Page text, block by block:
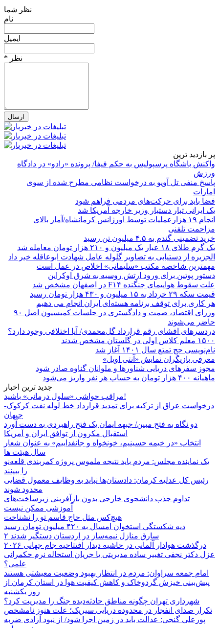
نظر شما
نام
ایمیل
* نظر
پر بازدید ترین
واکنش باشگاه پرسپولیس به حکم فیفا/ پرونده «رادو» در دادگاه
ورزش
پاسخ منفی تل آویو به درخواست نظامی مطرح شده از سوی
امارات
فضا باید برای حرکت‌های مردمی فراهم شود
یک ایرانی تبار دستیار وزیر خارجه آمریکا شد
انجام ۱۹ هزارعملیات توسط اورژانس کرمانشاه/آمار بالای
مزاحمت تلفنی
خرید تضمینی گندم به ۴.۵ میلیون تن رسید
یک گرم طلای ۱۸ عیار یک میلیون و ۲۱۰ هزار تومان معامله شد
الجزیره از دستیابی به تصاویر گلوله عامل شهادت ابوعاقله خبر داد
مهمترین شاخصه مکتب «سلیمانی» اخلاص در عمل است
دستور پوتین برای ورود ارتش روسیه به شرق اوکراین
علت سقوط هواپیمای جنگنده F۱۴ در اصفهان مشخص شد
قیمت سکه ۲۹ خرداد به ۱۵ میلیون و ۴۳۰ هزار تومان رسید
هر کاری برای توقف برنامه هسته‌ای ایران انجام می دهیم
وزرای اقتصاد، صمت و دادگستری در جلسات کمیسیون اصل ۹۰
حاضر می‌شوند
دردسرهای افشای رقم قرارداد گل‌محمدی/ آیا اختلافی وجود دارد؟
۱۵۰۰ معلم کلاس اولی در گلستان مشخص شدند
نام‌نویسی حج تمتع سال ۱۴۰۱ آغاز شد
معرفی بازیگران نمایش «آنتی اویل»
مجوز سفرهای دریایی شناورها و ملوانان گناوه صادر شود
ماهیانه ۴۰۰ هزار تومان به حساب هر نفر واریز می‌شود
جدید ترین اخبار
مراقب حواشی «سلول درمانی» باشید!
درخواست عراق از ترکیه برای تمدید قرارداد خط لوله نفت کرکوک-
جیهان
دو نگاه به فتح مبین/ جبهه ایمان یک فتح راهبردی به دست آورد
استقبال مکرون از توافق ایران و آمریکا
انتخاب «در خیمه حسینیم، خونخواه و جانفداییم» به عنوان شعار
سال هیئت ها
یک نماینده مجلس: مردم باید نتیجه ملموس پروژه کمربندی قلعه‌نو
را ببینند
رئیس کل عدلیه کرمان: دادستان‌ها نباید به وظایف معمول قضایی
محدود شوند
تداوم جذب دانشجوی خارجی بدون بازآفرینی زیرساخت‌های
آموزشی ممکن نیست
هیچ‌کس مثل حاج قاسم تو را نشناخت
دیه شکستگی استخوان امسال به ۴۲۰ میلیون تومان رسید
۲ سارق منازل نیمه‌ساز در اردستان دستگیر شدند
درگذشت هوادار آلمانی در حاشیه دیدار افتتاحیه جام جهانی ۲۰۲۶
عزل دکتر نجفی تغییر ساده مدیریتی یا جریان استحاله نرم حکمرانی
علمی؟
امام جمعه سراوان: مردم در انتظار بهبود وضعیت معیشتی هستند
پیش‌بینی خیزش گردوخاک و کاهش کیفیت هوا در استان کرمان از
روز یکشنبه
شهرداری تهران چگونه مناطق حادثه‌دیده جنگ را مدیریت کرد؟
تکرار صدای انفجار در محدوده دریایی سیریک؛ علت هنوز نامشخص
پورعلی گنجی: عدالت باید در زمین اجرا شود/ از نبود آزادی ضربه